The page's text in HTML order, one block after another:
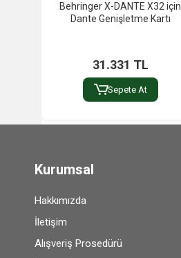
Behringer X-DANTE X32 için
Dante Genişletme Kartı
31.331 TL
Sepete At
Kurumsal
Hakkımızda
İletişim
Alışveriş Prosedürü